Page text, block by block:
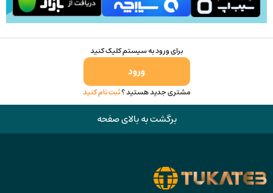
برای ورود به سیستم کلیک کنید
ورود
مشتری جدید هستید ؟ثبت نام کنید
برگشت به بالای صفحه